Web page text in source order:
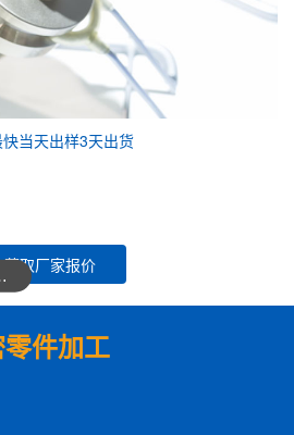
当天出样3天出货
获取厂家报价
件加工
品么？